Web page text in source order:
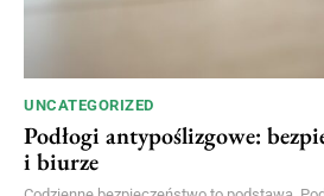
UNCATEGORIZED
Podłogi antypoślizgowe:
i biurze